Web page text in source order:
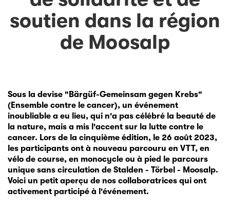
soutien dans la région
de Moosalp
Sous la devise "Bärgüf-Gemeinsam gegen Krebs"
(Ensemble contre le cancer), un événement
inoubliable a eu lieu, qui n'a pas célébré la beauté de
la nature, mais a mis l'accent sur la lutte contre le
cancer. Lors de la cinquième édition, le 26 août 2023,
les participants ont à nouveau parcouru en VTT, en
vélo de course, en monocycle ou à pied le parcours
unique sans circulation de Stalden - Törbel - Moosalp.
Voici un petit aperçu de nos collaboratrices qui ont
activement participé à l'événement.